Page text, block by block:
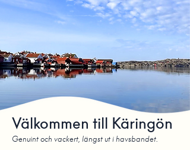
Genuint och vackert, längst ut i havsbandet.
Välkommen till Käringön